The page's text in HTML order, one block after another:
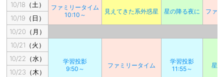
10/18（土）
ファミリータイム
10:10～
見えてきた系外惑星 星の降る夜に ファ
10/19（日）
10/20（月）
10/21（火）
学習投影
9:50～
ファミリータイム
学習投影
11:55～
星
10/22（水）
10/23（木）